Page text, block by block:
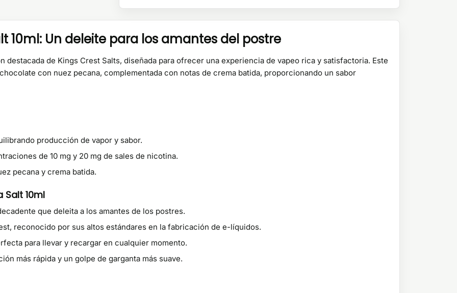
10ml: Un deleite para los amantes del postre
destacada de Kings Crest Salts, diseñada para ofrecer una experiencia de vapeo rica y satisfactoria. Este
con nuez pecana, complementada con notas de crema batida, proporcionando un sabor
producción de vapor y sabor.
de 10 mg y 20 mg de sales de nicotina.
pecana y crema batida.
Salt 10ml
que deleita a los amantes de los postres.
reconocido por sus altos estándares en la fabricación de e-líquidos.
para llevar y recargar en cualquier momento.
más rápida y un golpe de garganta más suave.